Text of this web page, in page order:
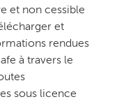
et non cessible
et
rendues
à travers le
sous licence